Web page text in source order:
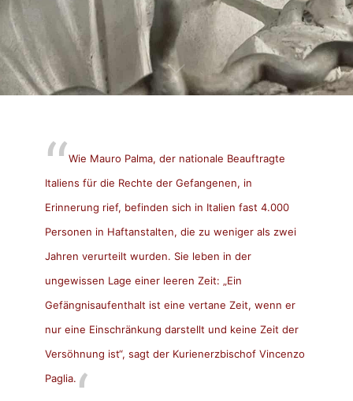
Wie Mauro Palma, der nationale Beauftragte
Italiens für die Rechte der Gefangenen, in
Erinnerung rief, befinden sich in Italien fast 4.000
Personen in Haftanstalten, die zu weniger als zwei
Jahren verurteilt wurden. Sie leben in der
ungewissen Lage einer leeren Zeit: „Ein
Gefängnisaufenthalt ist eine vertane Zeit, wenn er
nur eine Einschränkung darstellt und keine Zeit der
Versöhnung ist“, sagt der Kurienerzbischof Vincenzo
Paglia.